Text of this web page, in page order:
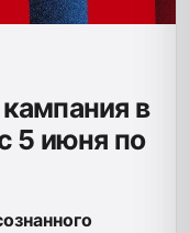
в
5 июня по